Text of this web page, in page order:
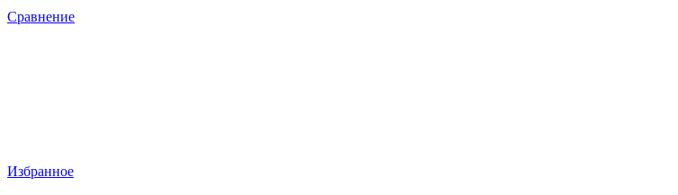
Сравнение
Избранное